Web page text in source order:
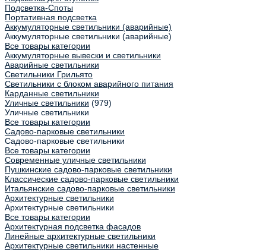
Подсветка-Споты
Портативная подсветка
Аккумуляторные светильники (аварийные)
Аккумуляторные светильники (аварийные)
Все товары категории
Аккумуляторные вывески и светильники
Аварийные светильники
Светильники Грильято
Светильники с блоком аварийного питания
Карданные светильники
Уличные светильники (979)
Уличные светильники
Все товары категории
Садово-парковые светильники
Садово-парковые светильники
Все товары категории
Современные уличные светильники
Пушкинские садово-парковые светильники
Классические садово-парковые светильники
Итальянские садово-парковые светильники
Архитектурные светильники
Архитектурные светильники
Все товары категории
Архитектурная подсветка фасадов
Линейные архитектурные светильники
Архитектурные светильники настенные